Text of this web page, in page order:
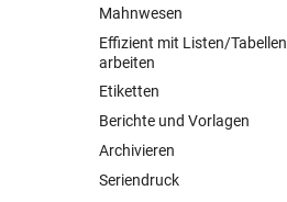
Mahnwesen
Effizient mit Listen/Tabellen
arbeiten
Etiketten
Berichte und Vorlagen
Archivieren
Seriendruck